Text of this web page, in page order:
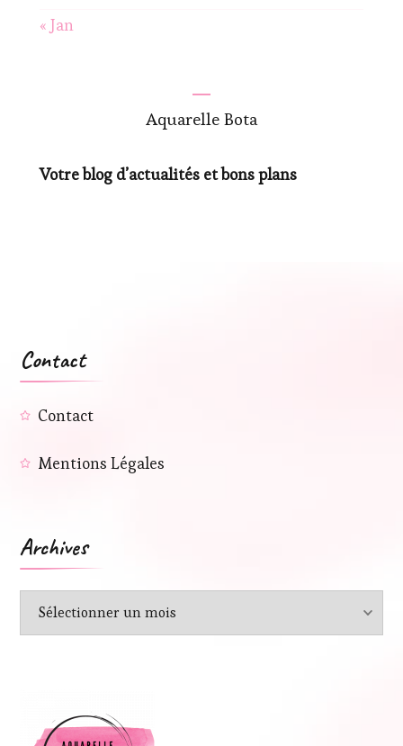
« Jan
Aquarelle Bota
Votre blog d’actualités et bons plans
Contact
Contact
Mentions Légales
Archives
Archives